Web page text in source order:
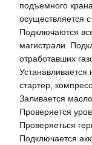
подъемного
осуществляется
Подключаются
магистрали.
отработавших
Устанавливается
стартер,
Заливается
Проверяется
Проверяеться
Подключается